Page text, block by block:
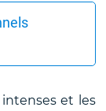
et les